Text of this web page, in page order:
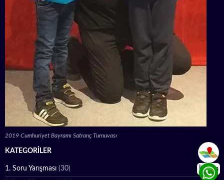
İletişim
2019 Cumhuriyet Bayramı Satranç Turnuvası
KATEGORILER
1. Soru Yarışması (30)